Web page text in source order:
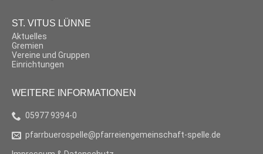
ST. VITUS LÜNNE
Aktuelles
Gremien
Vereine und Gruppen
Einrichtungen
WEITERE INFORMATIONEN
05977 9394-0
pfarrbuerospelle@pfarreiengemeinschaft-spelle.de